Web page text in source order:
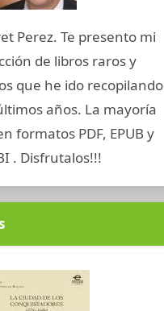
Perez. Te presento mi
de libros raros y
que he ido recopilando
años. La mayoría
formatos PDF, EPUB y
. Disfrutalos!!!